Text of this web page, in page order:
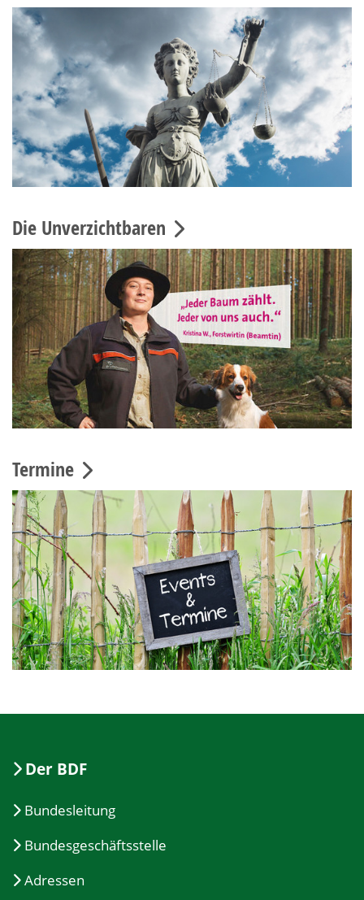
Die Unverzichtbaren
Termine
Der BDF
Bundesleitung
Bundesgeschäftsstelle
Adressen